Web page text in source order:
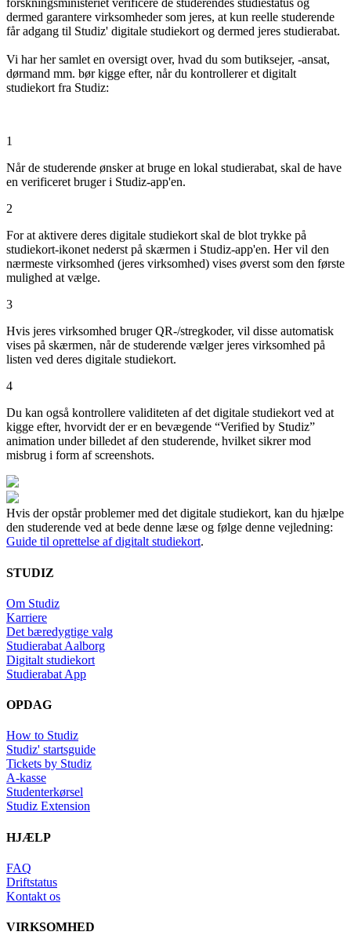
forskningsministeriet verificere de studerendes studiestatus og
dermed garantere virksomheder som jeres, at kun reelle studerende
får adgang til Studiz' digitale studiekort og dermed jeres studierabat.
Vi har her samlet en oversigt over, hvad du som butiksejer, -ansat,
dørmand mm. bør kigge efter, når du kontrollerer et digitalt
studiekort fra Studiz:
1
Når de studerende ønsker at bruge en lokal studierabat, skal de have
en verificeret bruger i Studiz-app'en.
2
For at aktivere deres digitale studiekort skal de blot trykke på
studiekort-ikonet nederst på skærmen i Studiz-app'en. Her vil den
nærmeste virksomhed (jeres virksomhed) vises øverst som den første
mulighed at vælge.
3
Hvis jeres virksomhed bruger QR-/stregkoder, vil disse automatisk
vises på skærmen, når de studerende vælger jeres virksomhed på
listen ved deres digitale studiekort.
4
Du kan også kontrollere validiteten af det digitale studiekort ved at
kigge efter, hvorvidt der er en bevægende “Verified by Studiz”
animation under billedet af den studerende, hvilket sikrer mod
misbrug i form af screenshots.
Hvis der opstår problemer med det digitale studiekort, kan du hjælpe
den studerende ved at bede denne læse og følge denne vejledning:
Guide til oprettelse af digitalt studiekort.
STUDIZ
Om Studiz
Karriere
Det bæredygtige valg
Studierabat Aalborg
Digitalt studiekort
Studierabat App
OPDAG
How to Studiz
Studiz' startsguide
Tickets by Studiz
A-kasse
Studenterkørsel
Studiz Extension
HJÆLP
FAQ
Driftstatus
Kontakt os
VIRKSOMHED